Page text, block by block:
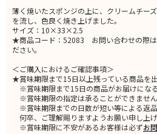
薄く焼いたスポンジの上に、クリームチー
を流し、色良く焼き上げました。
サイズ：10×33×2.5
★商品コード：52083 お問い合わせの際は
ださい。
＜ご購入におけるご確認事項＞
★賞味期限まで15日以上残っている商品を出
※賞味期限まで15日の商品がお届けになる
※賞味期限の指定は承ることができません
※賞味期限までの日数が短い等による返品
何卒、ご理解賜りますようお願い申し上げ
※賞味期限に不安があるお客様は必ずお